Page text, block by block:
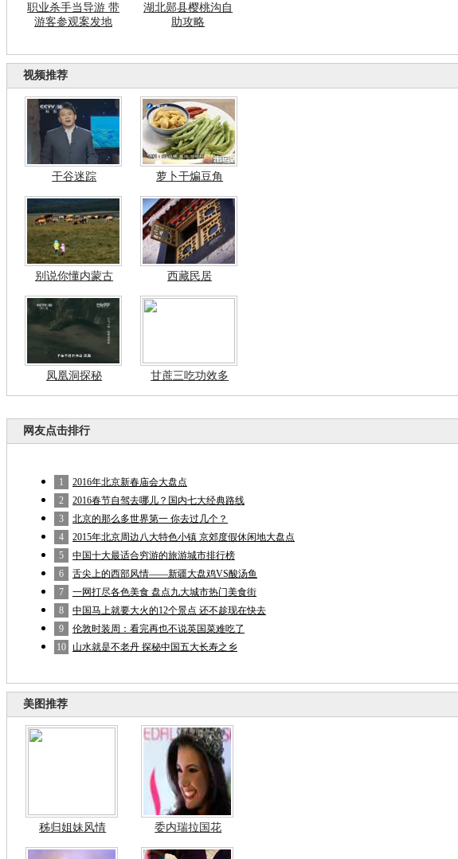
职业杀手当导游 带
游客参观案发地
湖北郧县樱桃沟自
助攻略
视频推荐
干谷迷踪 萝卜干煸豆角
别说你懂内蒙古 西藏民居
凤凰洞探秘 甘蔗三吃功效多
网友点击排行
1
2016年北京新春庙会大盘点
2
2016春节自驾去哪儿？国内七大经典路线
3
北京的那么多世界第一 你去过几个？
4
2015年北京周边八大特色小镇 京郊度假休闲地大盘点
5
中国十大最适合穷游的旅游城市排行榜
6
舌尖上的西部风情——新疆大盘鸡VS酸汤鱼
7
一网打尽各色美食 盘点九大城市热门美食街
8
中国马上就要大火的12个景点 还不趁现在快去
9
伦敦时装周：看完再也不说英国菜难吃了
10
山水就是不老丹 探秘中国五大长寿之乡
美图推荐
秭归姐妹风情 委内瑞拉国花